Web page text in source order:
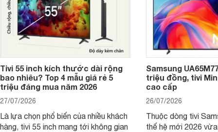
Tivi 55 inch kích thước dài rộng
bao nhiêu? Top 4 mẫu giá rẻ 5
triệu đáng mua năm 2026
27/07/2026
Là lựa chọn phổ biến của nhiều khách
hàng, tivi 55 inch mang tới không gian
Samsung
triệu đồng, tivi
cao cấp
26/07/2026
Thuộc dòng tivi
thế hệ mới 2026